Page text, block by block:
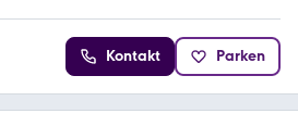
Kontakt Parken